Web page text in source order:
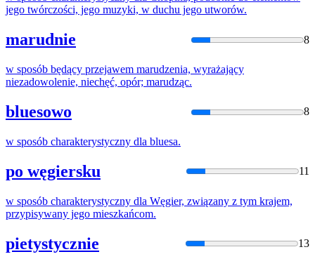
jego twórczości, jego muzyki, w duchu jego utworów.
marudnie 8
w sposób będący przejawem marudzenia, wyrażający
niezadowolenie, niechęć, opór; marudząc.
bluesowo 8
w sposób charakterystyczny dla bluesa.
po węgiersku 11
w sposób charakterystyczny dla Węgier, związany z tym krajem,
przypisywany jego mieszkańcom.
pietystycznie 13